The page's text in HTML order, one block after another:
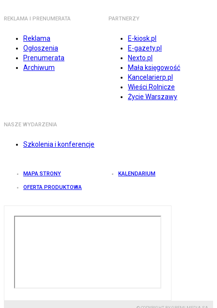
REKLAMA I PRENUMERATA
Reklama
Ogłoszenia
Prenumerata
Archiwum
PARTNERZY
E-kiosk.pl
E-gazety.pl
Nexto.pl
Mała księgowość
Kancelarierp.pl
Wieści Rolnicze
Życie Warszawy
NASZE WYDARZENIA
Szkolenia i konferencje
MAPA STRONY KALENDARIUM
OFERTA PRODUKTOWA